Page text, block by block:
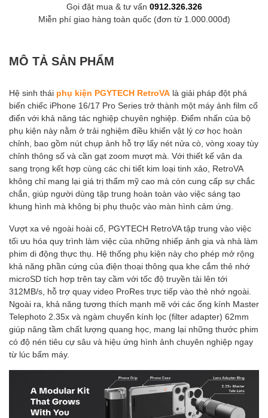
Gọi đặt mua & tư vấn 0912.326.326
Miễn phí giao hàng toàn quốc (đơn từ 1.000.000đ)
MÔ TẢ SẢN PHẨM
Hệ sinh thái phụ kiện PGYTECH RetroVA là giải pháp đột phá
biến chiếc iPhone 16/17 Pro Series trở thành một máy ảnh film cổ
điển với khả năng tác nghiệp chuyên nghiệp. Điểm nhấn của bộ
phụ kiện này nằm ở trải nghiệm điều khiển vật lý cơ học hoàn
chỉnh, bao gồm nút chụp ảnh hỗ trợ lấy nét nửa cò, vòng xoay tùy
chỉnh thông số và cần gạt zoom mượt mà. Với thiết kế vân da
sang trọng kết hợp cùng các chi tiết kim loại tinh xảo, RetroVA
không chỉ mang lại giá trị thẩm mỹ cao mà còn cung cấp sự chắc
chắn, giúp người dùng tập trung hoàn toàn vào việc sáng tạo
khung hình mà không bị phụ thuộc vào màn hình cảm ứng.
Vượt xa vẻ ngoài hoài cổ, PGYTECH RetroVA tập trung vào việc
tối ưu hóa quy trình làm việc của những nhiếp ảnh gia và nhà làm
phim di động thực thụ. Hệ thống phụ kiện này cho phép mở rộng
khả năng phần cứng của điện thoại thông qua khe cắm thẻ nhớ
microSD tích hợp trên tay cầm với tốc độ truyền tải lên tới
312MB/s, hỗ trợ quay video ProRes trực tiếp vào thẻ nhớ ngoài.
Ngoài ra, khả năng tương thích mạnh mẽ với các ống kính Master
Telephoto 2.35x và ngàm chuyển kính lọc (filter adapter) 62mm
giúp nâng tầm chất lượng quang học, mang lại những thước phim
có độ nén tiêu cự sâu và hiệu ứng hình ảnh chuyên nghiệp ngay
từ lúc bấm máy.